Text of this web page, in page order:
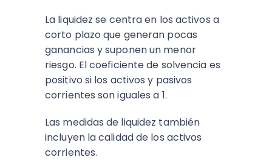
La liquidez se centra en los activos a
corto plazo que generan pocas
ganancias y suponen un menor
riesgo. El coeficiente de solvencia es
positivo si los activos y pasivos
corrientes son iguales a 1.
Las medidas de liquidez también
incluyen la calidad de los activos
corrientes.